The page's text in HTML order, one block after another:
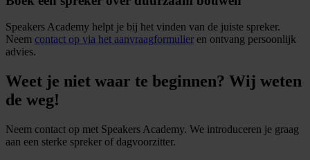
Speakers Academy helpt je bij het vinden van de juiste spreker.
Neem contact op via het aanvraagformulier en ontvang persoonlijk
advies.
Weet je niet waar te beginnen? Wij weten
de weg!
Neem contact op met Speakers Academy. We introduceren je graag
aan een sterke spreker of dagvoorzitter.